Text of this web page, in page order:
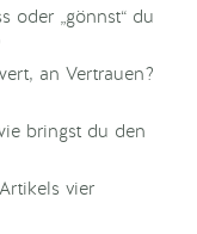
oder „gönnst“ du
an Vertrauen?
bringst du den
vier